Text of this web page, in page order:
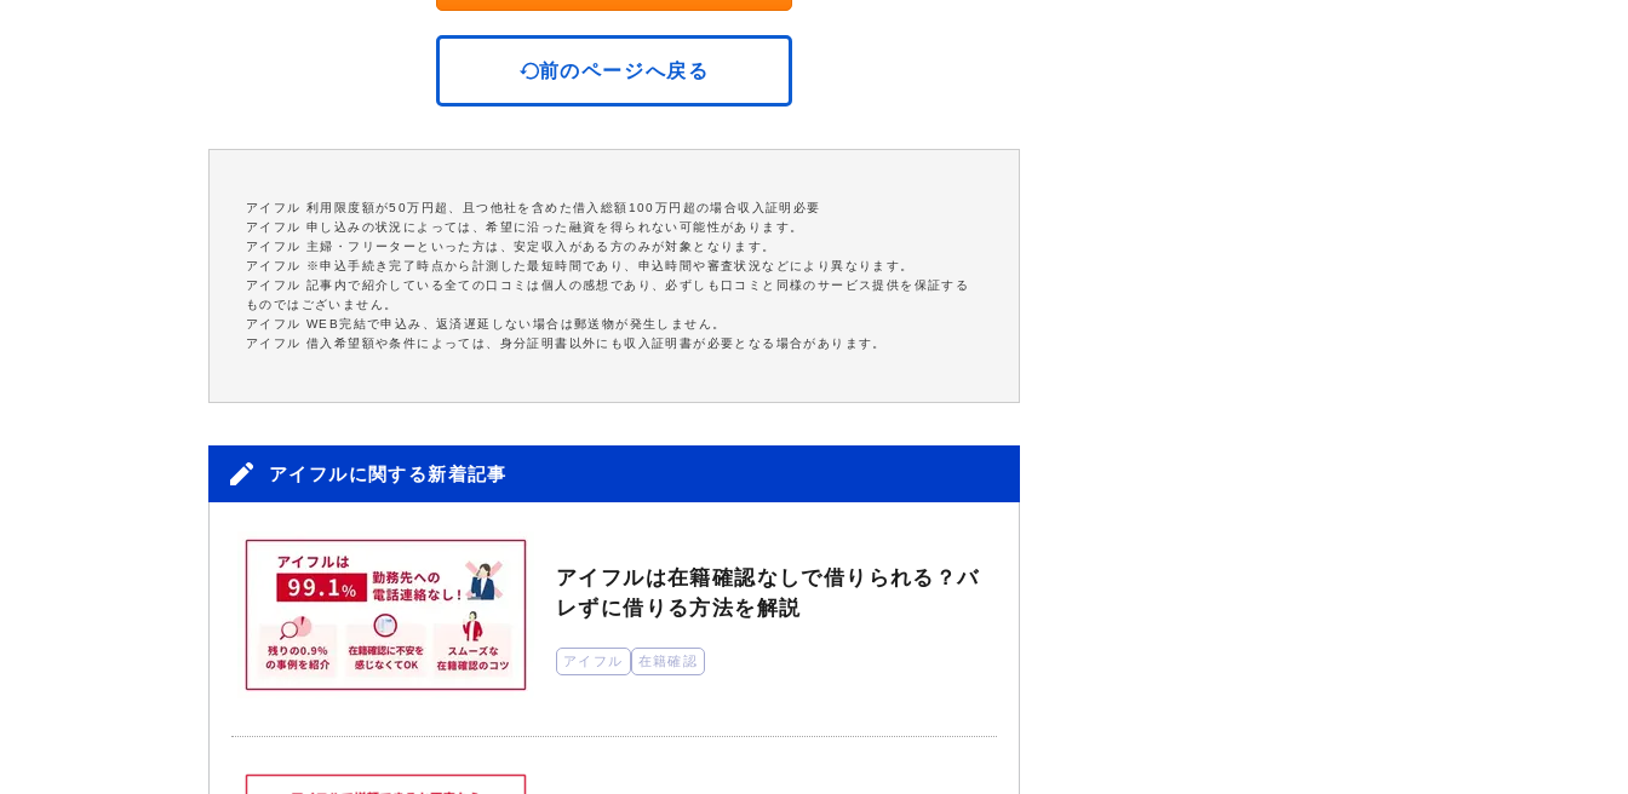
前のページへ戻る
アイフル 利用限度額が50万円超、且つ他社を含めた借入総額100万円超の場合収入証明必要
アイフル 申し込みの状況によっては、希望に沿った融資を得られない可能性があります。
アイフル 主婦・フリーターといった方は、安定収入がある方のみが対象となります。
アイフル ※申込手続き完了時点から計測した最短時間であり、申込時間や審査状況などにより異なります。
アイフル 記事内で紹介している全ての口コミは個人の感想であり、必ずしも口コミと同様のサービス提供を保証する
ものではございません。
アイフル WEB完結で申込み、返済遅延しない場合は郵送物が発生しません。
アイフル 借入希望額や条件によっては、身分証明書以外にも収入証明書が必要となる場合があります。
アイフルに関する新着記事
アイフルは在籍確認なしで借りられる？バ
レずに借りる方法を解説
アイフル 在籍確認